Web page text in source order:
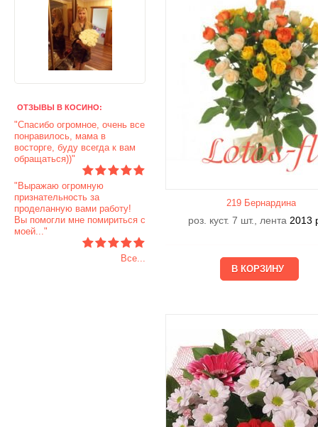
ОТЗЫВЫ В КОСИНО:
"Спасибо огромное, очень все
понравилось, мама в
восторге, буду всегда к вам
обращаться))"
"Выражаю огромную
признательность за
проделанную вами работу!
Вы помогли мне помириться с
моей..."
Все...
219 Бернардина
роз. куст. 7 шт., лента2013